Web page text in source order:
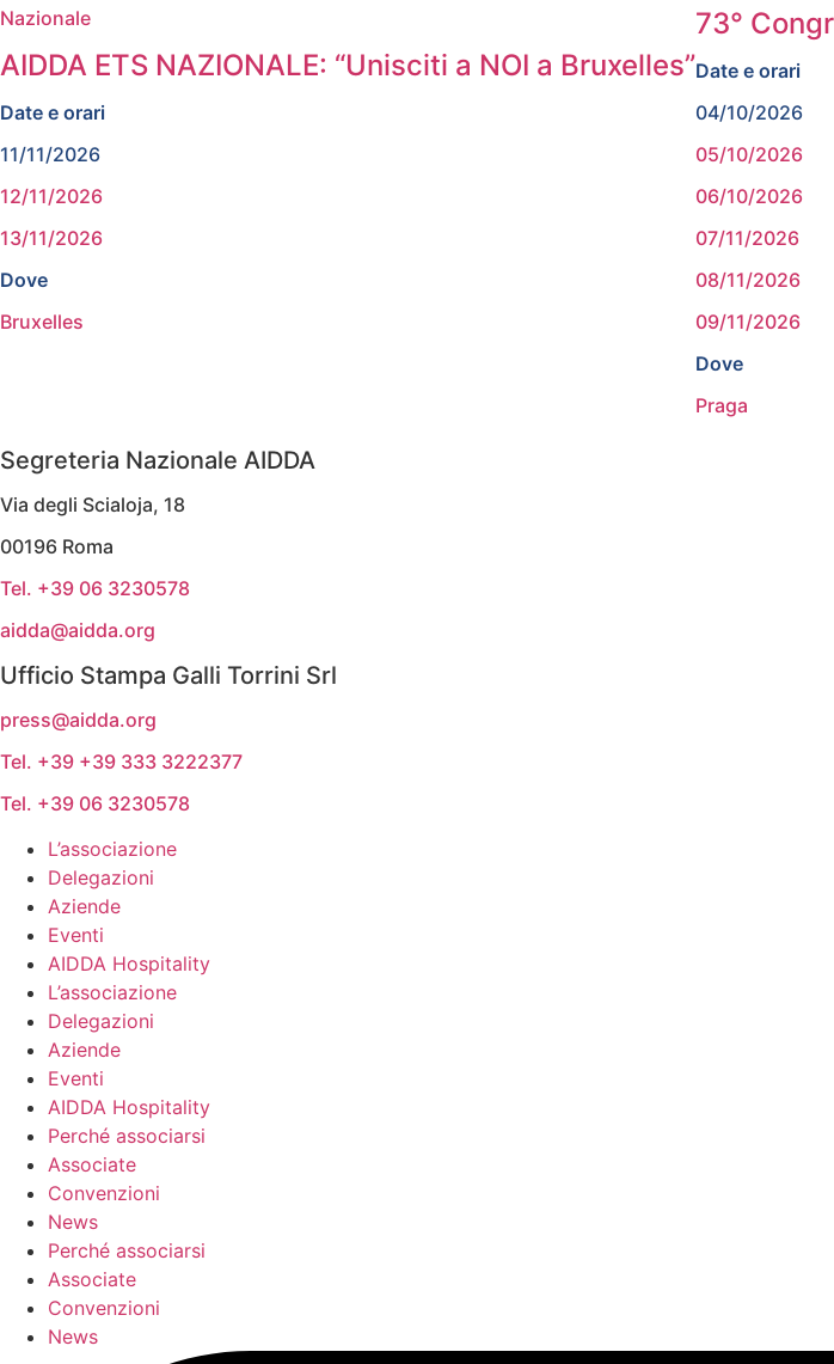
Nazionale
AIDDA ETS NAZIONALE: “Unisciti a NOI a Bruxelles”
Date e orari
11/11/2026
12/11/2026
13/11/2026
Dove
Bruxelles
73°
Date e orari
04/10/2026
05/10/2026
06/10/2026
07/11/2026
08/11/2026
09/11/2026
Dove
Praga
Segreteria Nazionale AIDDA
Via degli Scialoja, 18
00196 Roma
Tel. +39 06 3230578
aidda@aidda.org
Ufficio Stampa Galli Torrini Srl
press@aidda.org
Tel. +39 +39 333 3222377
Tel. +39 06 3230578
L’associazione
Delegazioni
Aziende
Eventi
AIDDA Hospitality
L’associazione
Delegazioni
Aziende
Eventi
AIDDA Hospitality
Perché associarsi
Associate
Convenzioni
News
Perché associarsi
Associate
Convenzioni
News